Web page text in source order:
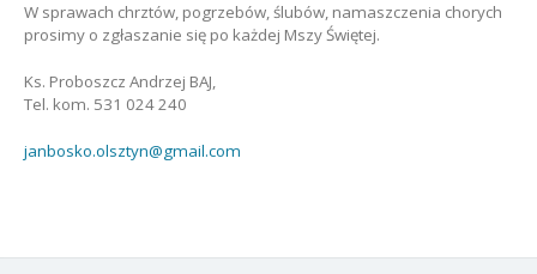
W sprawach chrztów, pogrzebów, ślubów, namaszczenia chorych
prosimy o zgłaszanie się po każdej Mszy Świętej.
Ks. Proboszcz Andrzej BAJ,
Tel. kom. 531 024 240
janbosko.olsztyn@gmail.com